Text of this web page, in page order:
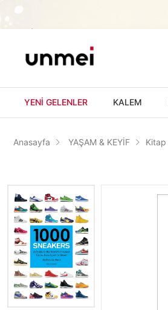
YENİ GELENLER KALEM
Anasayfa YAŞAM & KEYİF Kitap